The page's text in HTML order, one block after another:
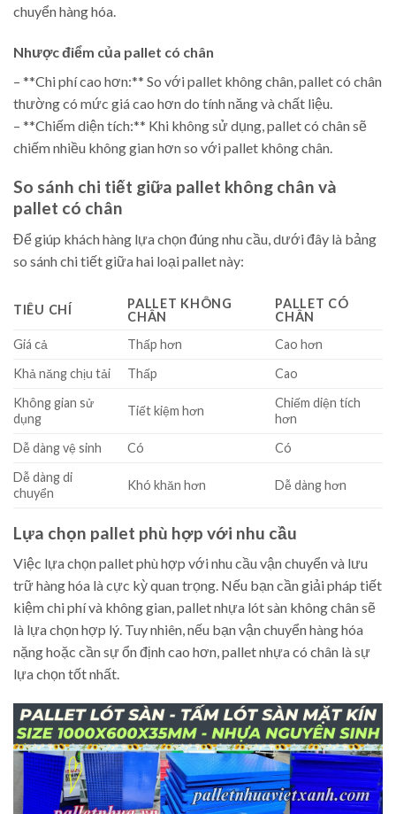
chuyển hàng hóa.
Nhược điểm của pallet có chân
– **Chi phí cao hơn:** So với pallet không chân, pallet có chân
thường có mức giá cao hơn do tính năng và chất liệu.
– **Chiếm diện tích:** Khi không sử dụng, pallet có chân sẽ
chiếm nhiều không gian hơn so với pallet không chân.
So sánh chi tiết giữa pallet không chân và
pallet có chân
Để giúp khách hàng lựa chọn đúng nhu cầu, dưới đây là bảng
so sánh chi tiết giữa hai loại pallet này:
TIÊU CHÍ
PALLET KHÔNG
CHÂN
PALLET CÓ
CHÂN
Giá cả
Thấp hơn
Cao hơn
Khả năng chịu tải
Thấp
Cao
Không gian sử
dụng
Tiết kiệm hơn
Chiếm diện tích
hơn
Dễ dàng vệ sinh
Có
Có
Dễ dàng di
chuyển
Khó khăn hơn Dễ dàng hơn
Lựa chọn pallet phù hợp với nhu cầu
Việc lựa chọn pallet phù hợp với nhu cầu vận chuyển và lưu
trữ hàng hóa là cực kỳ quan trọng. Nếu bạn cần giải pháp tiết
kiệm chi phí và không gian, pallet nhựa lót sàn không chân sẽ
là lựa chọn hợp lý. Tuy nhiên, nếu bạn vận chuyển hàng hóa
nặng hoặc cần sự ổn định cao hơn, pallet nhựa có chân là sự
lựa chọn tốt nhất.